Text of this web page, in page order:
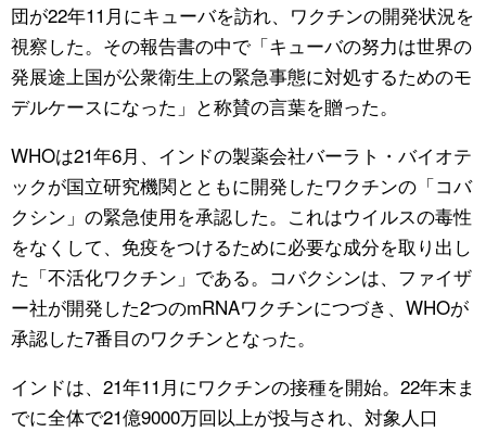
団が22年11月にキューバを訪れ、ワクチンの開発状況を
視察した。その報告書の中で「キューバの努力は世界の
発展途上国が公衆衛生上の緊急事態に対処するためのモ
デルケースになった」と称賛の言葉を贈った。
WHOは21年6月、インドの製薬会社バーラト・バイオテ
ックが国立研究機関とともに開発したワクチンの「コバ
クシン」の緊急使用を承認した。これはウイルスの毒性
をなくして、免疫をつけるために必要な成分を取り出し
た「不活化ワクチン」である。コバクシンは、ファイザ
ー社が開発した2つのmRNAワクチンにつづき、WHOが
承認した7番目のワクチンとなった。
インドは、21年11月にワクチンの接種を開始。22年末ま
でに全体で21億9000万回以上が投与され、対象人口